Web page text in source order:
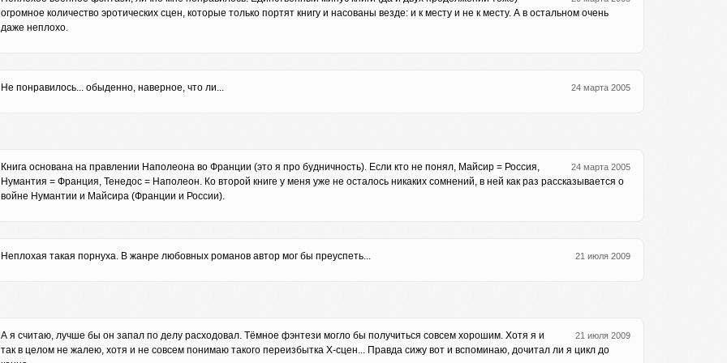
огромное количество эротических сцен, которые только портят книгу и насованы везде: и к месту и не к месту. А в остальном очень
даже неплохо.
24 марта 2005
Не понравилось... обыденно, наверное, что ли...
24 марта 2005
Книга основана на правлении Наполеона во Франции (это я про будничность). Если кто не понял, Майсир = Россия,
Нумантия = Франция, Тенедос = Наполеон. Ко второй книге у меня уже не осталось никаких сомнений, в ней как раз рассказывается о
войне Нумантии и Майсира (Франции и России).
21 июля 2009
Неплохая такая порнуха. В жанре любовных романов автор мог бы преуспеть...
21 июля 2009
А я считаю, лучше бы он запал по делу расходовал. Тёмное фэнтези могло бы получиться совсем хорошим. Хотя я и
так в целом не жалею, хотя и не совсем понимаю такого переизбытка Х-сцен... Правда сижу вот и вспоминаю, дочитал ли я цикл до